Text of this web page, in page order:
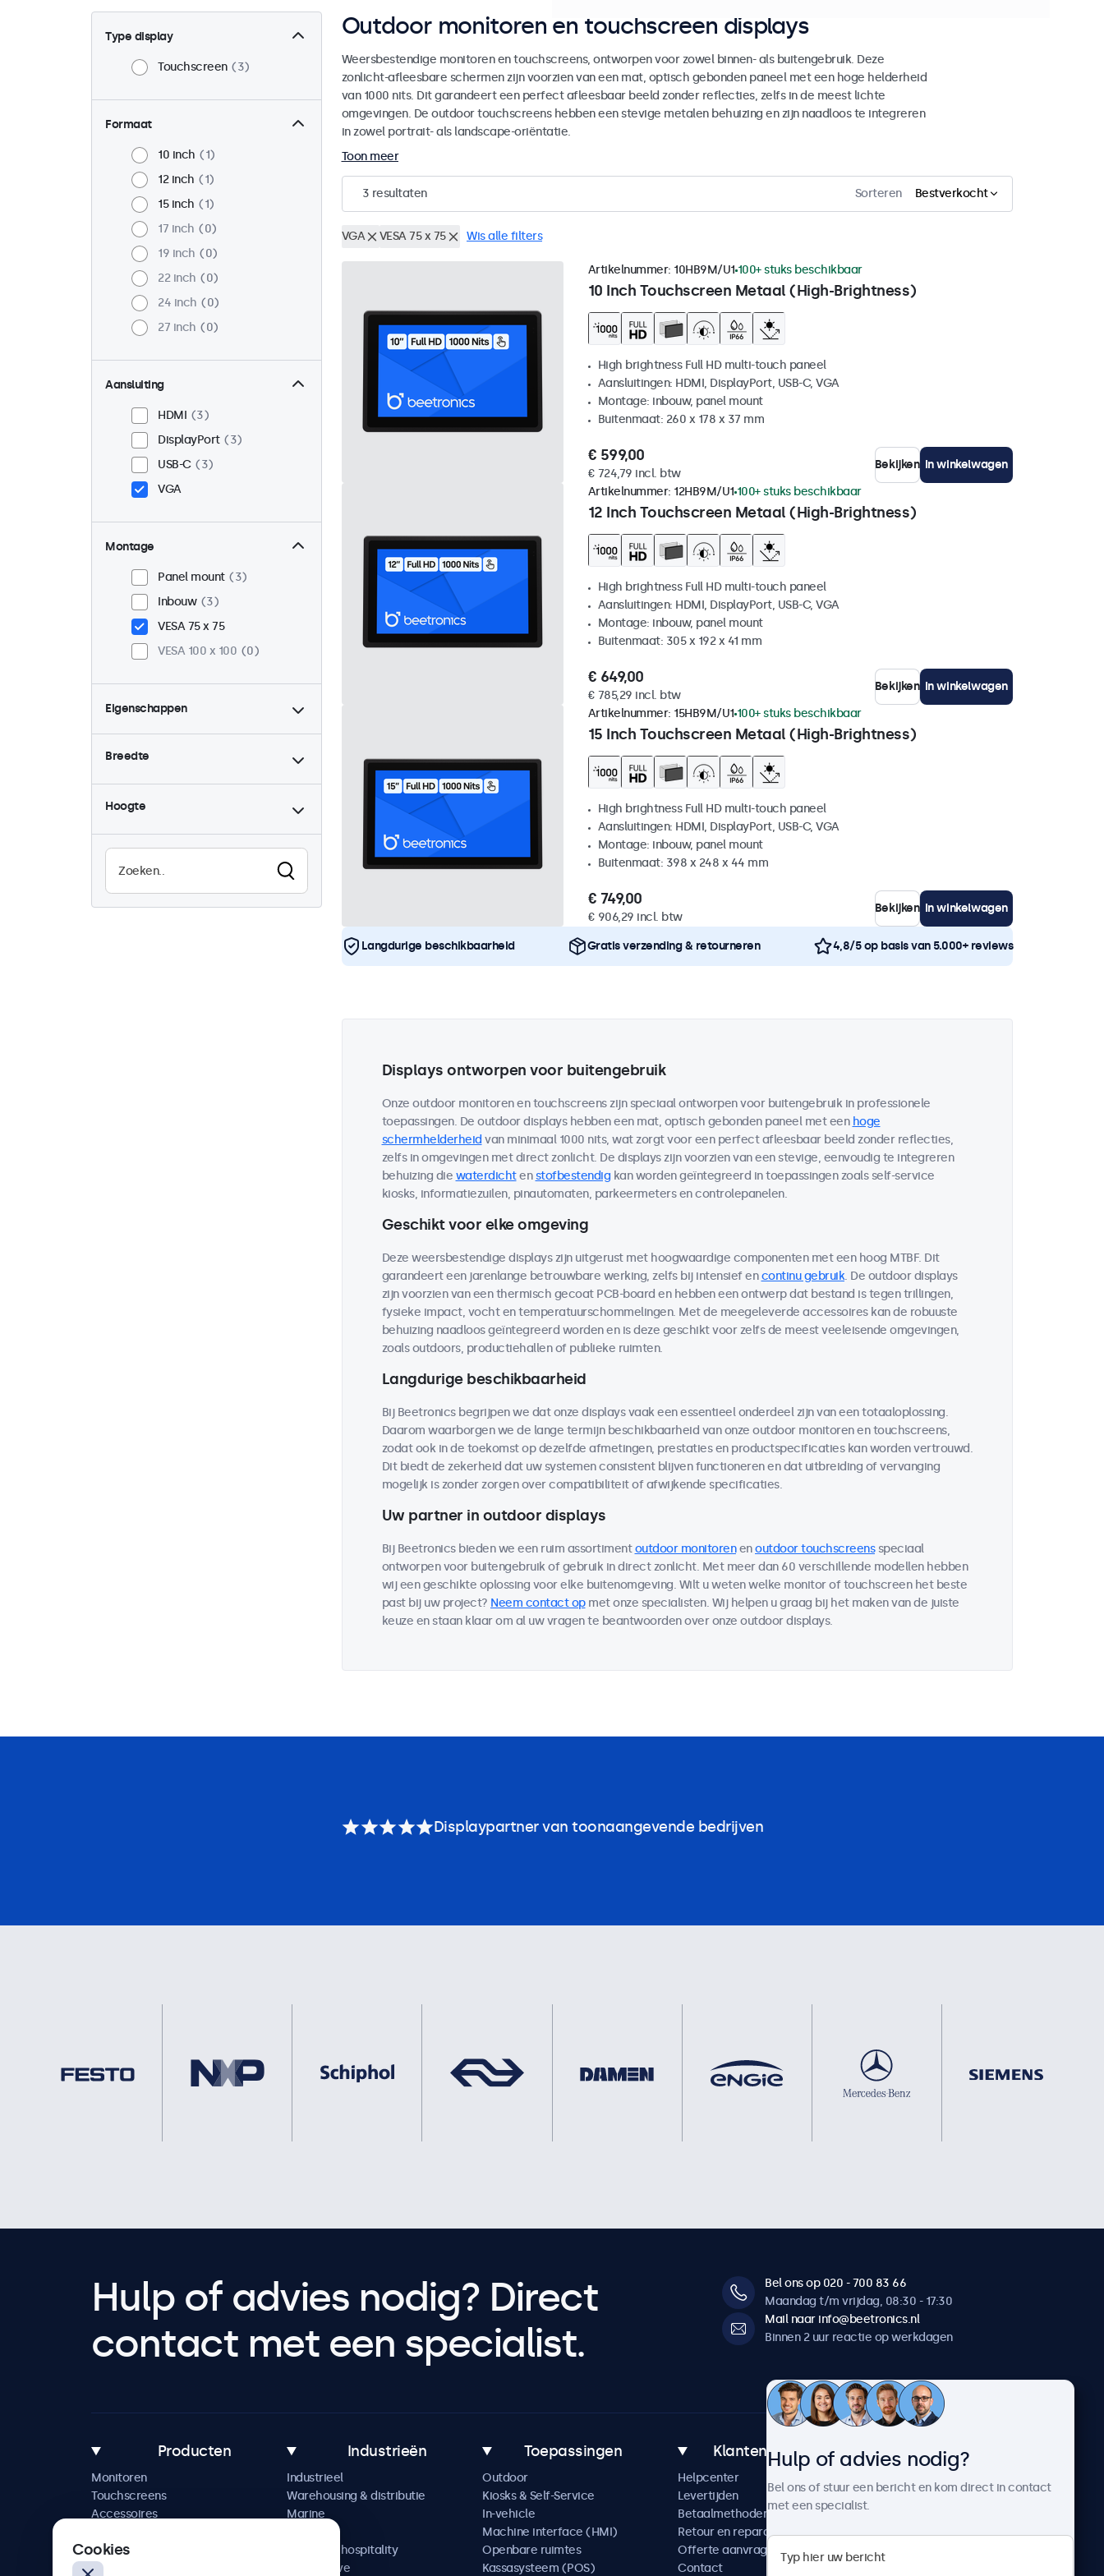
Type display
Touchscreen 3
Formaat
10 inch
1
12 inch
1
15 inch
1
17 inch
0
19 inch
0
22 inch
0
24 inch
0
27 inch
0
Aansluiting
HDMI
3
DisplayPort
3
USB-C
3
VGA
Montage
Panel mount
3
Inbouw
3
VESA 75 x 75
VESA 100 x 100
0
Eigenschappen
4:3 / 5:4
0
Dimbaar
3
Zonlicht afleesbaar
3
Continu gebruik (24/7)
3
Breedte
Hoogte
Outdoor monitoren en touchscreen displays
Weersbestendige monitoren en touchscreens, ontworpen voor zowel binnen- als buitengebruik. Deze
zonlicht-afleesbare schermen zijn voorzien van een mat, optisch gebonden paneel met een hoge helderheid
van 1000 nits. Dit garandeert een perfect afleesbaar beeld zonder reflecties, zelfs in de meest lichte
omgevingen. De outdoor touchscreens hebben een stevige metalen behuizing en zijn naadloos te integreren
in zowel portrait- als landscape-oriëntatie.
Toon meer
3 resultaten Sorteren Bestverkocht
VGA VESA 75 x 75 Wis alle filters
10 Inch Touchscreen Metaal (High-Brightness)
Artikelnummer: 10HB9M/U1 100+ stuks beschikbaar
High brightness Full HD multi-touch paneel
Aansluitingen: HDMI, DisplayPort, USB-C, VGA
Montage: inbouw, panel mount
Buitenmaat: 260 x 178 x 37 mm
€ 599,00
€ 724,79 incl. btw
Bekijken In winkelwagen
12 Inch Touchscreen Metaal (High-Brightness)
Artikelnummer: 12HB9M/U1 100+ stuks beschikbaar
High brightness Full HD multi-touch paneel
Aansluitingen: HDMI, DisplayPort, USB-C, VGA
Montage: inbouw, panel mount
Buitenmaat: 305 x 192 x 41 mm
€ 649,00
€ 785,29 incl. btw
Bekijken In winkelwagen
15 Inch Touchscreen Metaal (High-Brightness)
Artikelnummer: 15HB9M/U1 100+ stuks beschikbaar
High brightness Full HD multi-touch paneel
Aansluitingen: HDMI, DisplayPort, USB-C, VGA
Montage: inbouw, panel mount
Buitenmaat: 398 x 248 x 44 mm
€ 749,00
€ 906,29 incl. btw
Bekijken In winkelwagen
Langdurige beschikbaarheid Gratis verzending & retourneren 4,8/5 op basis van 5.000+ reviews
Displays ontworpen voor buitengebruik
Onze outdoor monitoren en touchscreens zijn speciaal ontworpen voor buitengebruik in professionele
toepassingen. De outdoor displays hebben een mat, optisch gebonden paneel met een hoge
schermhelderheid van minimaal 1000 nits, wat zorgt voor een perfect afleesbaar beeld zonder reflecties,
zelfs in omgevingen met direct zonlicht. De displays zijn voorzien van een stevige, eenvoudig te integreren
behuizing die waterdichtenstofbestendig kan worden geïntegreerd in toepassingen zoals self-service
kiosks, informatiezuilen, pinautomaten, parkeermeters en controlepanelen.
Geschikt voor elke omgeving
Deze weersbestendige displays zijn uitgerust met hoogwaardige componenten met een hoog MTBF. Dit
garandeert een jarenlange betrouwbare werking, zelfs bij intensief encontinu gebruik. De outdoor displays
zijn voorzien van een thermisch gecoat PCB-board en hebben een ontwerp dat bestand is tegen trillingen,
fysieke impact, vocht en temperatuurschommelingen. Met de meegeleverde accessoires kan de robuuste
behuizing naadloos geïntegreerd worden en is deze geschikt voor zelfs de meest veeleisende omgevingen,
zoals outdoors, productiehallen of publieke ruimten.
Langdurige beschikbaarheid
Bij Beetronics begrijpen we dat onze displays vaak een essentieel onderdeel zijn van een totaaloplossing.
Daarom waarborgen we de lange termijn beschikbaarheid van onze outdoor monitoren en touchscreens,
zodat ook in de toekomst op dezelfde afmetingen, prestaties en productspecificaties kan worden vertrouwd.
Dit biedt de zekerheid dat uw systemen consistent blijven functioneren en dat uitbreiding of vervanging
mogelijk is zonder zorgen over compatibiliteit of afwijkende specificaties.
Uw partner in outdoor displays
Bij Beetronics bieden we een ruim assortimentoutdoor monitorenenoutdoor touchscreensspeciaal
ontworpen voor buitengebruik of gebruik in direct zonlicht. Met meer dan 60 verschillende modellen hebben
wij een geschikte oplossing voor elke buitenomgeving. Wilt u weten welke monitor of touchscreen het beste
past bij uw project? Neem contact opmet onze specialisten. Wij helpen u graag bij het maken van de juiste
keuze en staan klaar om al uw vragen te beantwoorden over onze outdoor displays.
Displaypartner van toonaangevende bedrijven
Hulp of advies nodig? Direct
contact met een specialist.
Bel ons op 020 - 700 83 66
Maandag t/m vrijdag, 08:30 - 17:30
Mail naar info@beetronics.nl
Binnen 2 uur reactie op werkdagen
Producten
Monitoren
Touchscreens
Accessoires
Industrieën
Industrieel
Warehousing & distributie
Marine
Horeca & hospitality
Automotive
Toepassingen
Outdoor
Kiosks & Self-Service
In-vehicle
Machine interface (HMI)
Openbare ruimtes
Kassasysteem (POS)
Klantenservice
Helpcenter
Levertijden
Betaalmethoden
Retour en reparatie
Offerte aanvragen
Contact
Over Beetronics
Nieuws en updates
Werken bij Beetronics
Algemene voorwaarden
Hulp of advies nodig?
Bel ons of stuur een bericht en kom direct in contact
met een specialist.
Cookies